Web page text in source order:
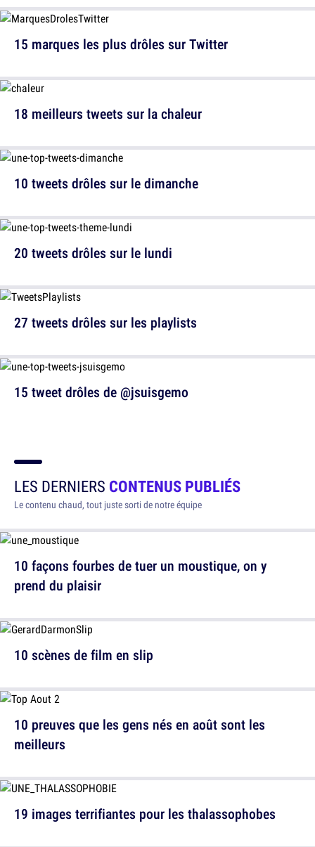
18 meilleurs tweets sur la chaleur
20 tweets drôles sur le lundi
15 tweet drôles de @jsuisgemo
15 marques les plus drôles sur Twitter
10 tweets drôles sur le dimanche
27 tweets drôles sur les playlists
LES DERNIERS CONTENUS PUBLIÉS
Le contenu chaud, tout juste sorti de notre équipe
10 façons fourbes de tuer un moustique, on y
prend du plaisir
10 preuves que les gens nés en août sont les
meilleurs
10 scènes de film en slip
19 images terrifiantes pour les thalassophobes